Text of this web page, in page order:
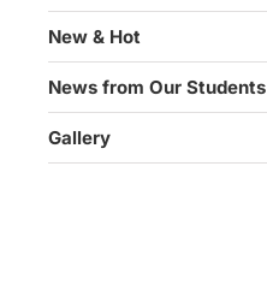
New & Hot
News from Our Students
Gallery